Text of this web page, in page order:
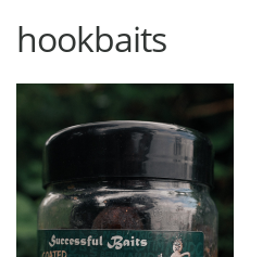
hookbaits